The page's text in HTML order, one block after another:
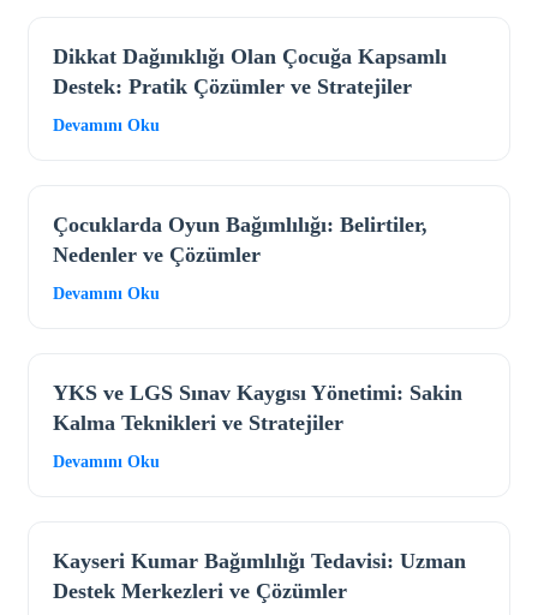
Dikkat Dağınıklığı Olan Çocuğa Kapsamlı
Destek: Pratik Çözümler ve Stratejiler
Devamını Oku
Çocuklarda Oyun Bağımlılığı: Belirtiler,
Nedenler ve Çözümler
Devamını Oku
YKS ve LGS Sınav Kaygısı Yönetimi: Sakin
Kalma Teknikleri ve Stratejiler
Devamını Oku
Kayseri Kumar Bağımlılığı Tedavisi: Uzman
Destek Merkezleri ve Çözümler